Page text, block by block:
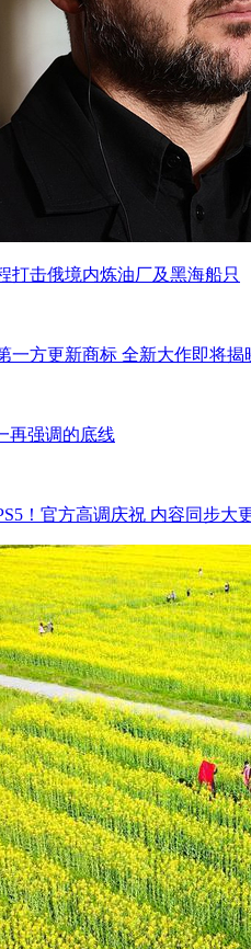
打击俄境内炼油厂及黑海船只
一方更新商标 全新大作即将揭
再强调的底线
！官方高调庆祝 内容同步大